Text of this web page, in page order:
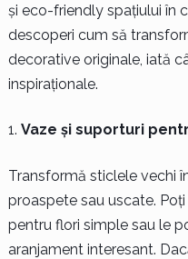
și eco-friendly spațiului în
descoperi cum să
decorative originale, iată
inspiraționale.
Vaze și suporturi
Transformă sticlele vechi
proaspete sau uscate.
pentru flori simple sau le
aranjament interesant.